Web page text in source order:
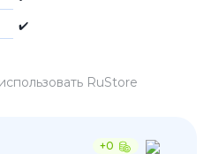
✔️
RuStore
+0